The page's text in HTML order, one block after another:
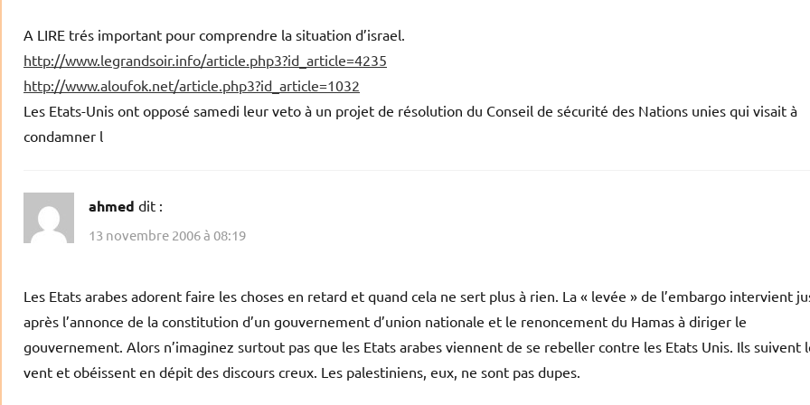
A LIRE trés important pour comprendre la situation d’israel.
http://www.legrandsoir.info/article.php3?id_article=4235
http://www.aloufok.net/article.php3?id_article=1032
Les Etats-Unis ont opposé samedi leur veto à un projet de résolution du Conseil de sécurité des Nations unies qui visait à
condamner l
ahmed dit :
13 novembre 2006 à 08:19
Les Etats arabes adorent faire les choses en retard et quand cela ne sert plus à rien. La « levée » de l’embargo intervient
après l’annonce de la constitution d’un gouvernement d’union nationale et le renoncement du Hamas à diriger le
gouvernement. Alors n’imaginez surtout pas que les Etats arabes viennent de se rebeller contre les Etats Unis. Ils suivent
vent et obéissent en dépit des discours creux. Les palestiniens, eux, ne sont pas dupes.